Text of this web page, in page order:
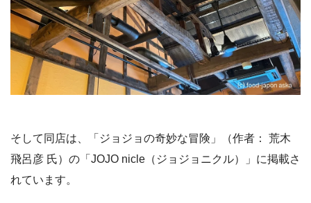
そして同店は、「ジョジョの奇妙な冒険」（作者： 荒木
飛呂彦 氏）の「JOJO nicle（ジョジョニクル）」に掲載さ
れています。